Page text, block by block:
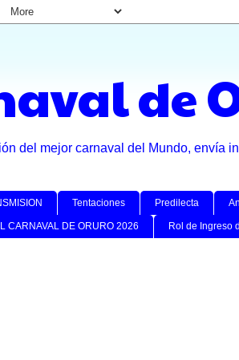
de
del mejor carnaval del Mundo, envía
Tentaciones Predilecta
CARNAVAL DE ORURO 2026 Rol de Ingreso